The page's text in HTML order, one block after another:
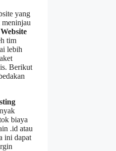
yang
tim
lebih
Berikut
biaya
.id atau
ini dapat